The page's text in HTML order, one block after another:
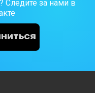
Следите за нами в